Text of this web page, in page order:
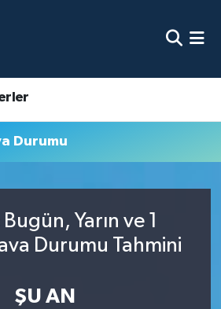
Durumu
Yarın ve 1
Durumu Tahmini
ŞU AN
Durumu ve Fikstür